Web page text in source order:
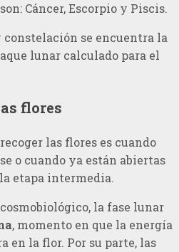
Cáncer, Escorpio y Piscis.
constelación se encuentra la
lunar calculado para el
flores
las flores es cuando
o cuando ya están abiertas
etapa intermedia.
la fase lunar
, momento en que la energía
en la flor. Por su parte, las